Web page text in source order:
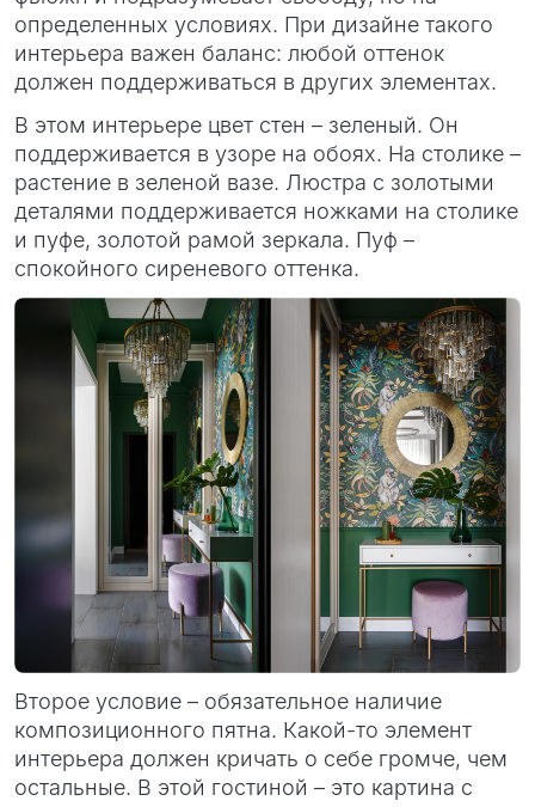
определенных условиях. При дизайне такого
интерьера важен баланс: любой оттенок
должен поддерживаться в других элементах.
В этом интерьере цвет стен – зеленый. Он
поддерживается в узоре на обоях. На столике –
растение в зеленой вазе. Люстра с золотыми
деталями поддерживается ножками на столике
и пуфе, золотой рамой зеркала. Пуф –
спокойного сиреневого оттенка.
Второе условие – обязательное наличие
композиционного пятна. Какой-то элемент
интерьера должен кричать о себе громче, чем
остальные. В этой гостиной – это картина с